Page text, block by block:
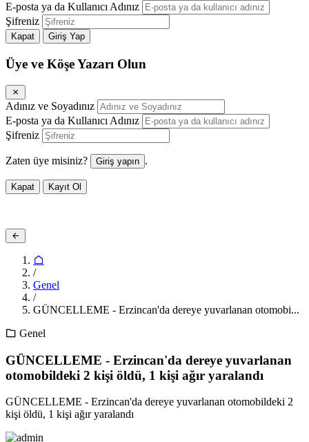
E-posta ya da Kullanıcı Adınız
Şifreniz
Kapat Giriş Yap
Üye ve Köşe Yazarı Olun
Adınız ve Soyadınız
E-posta ya da Kullanıcı Adınız
Şifreniz
Zaten üye misiniz? Giriş yapın .
Kapat Kayıt Ol
/
Genel
/
GÜNCELLEME - Erzincan'da dereye yuvarlanan otomobi...
Genel
GÜNCELLEME - Erzincan'da dereye yuvarlanan
otomobildeki 2 kişi öldü, 1 kişi ağır yaralandı
GÜNCELLEME - Erzincan'da dereye yuvarlanan otomobildeki 2
kişi öldü, 1 kişi ağır yaralandı